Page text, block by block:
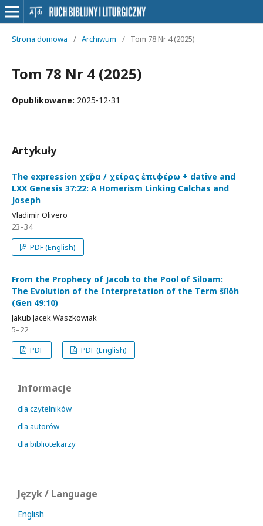
Strona domowa / Archiwum / Tom 78 Nr 4 (2025)
Tom 78 Nr 4 (2025)
Opublikowane: 2025-12-31
Artykuły
The expression χεῖρα / χείρας ἐπιφέρω + dative and
LXX Genesis 37:22: A Homerism Linking Calchas and
Joseph
Vladimir Olivero
23–34
PDF (English)
From the Prophecy of Jacob to the Pool of Siloam:
The Evolution of the Interpretation of the Term šîlōh
(Gen 49:10)
Jakub Jacek Waszkowiak
5–22
PDF
PDF (English)
Informacje
dla czytelników
dla autorów
dla bibliotekarzy
Język / Language
English